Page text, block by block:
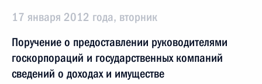
17 января 2012 года, вторник
Поручение о предоставлении руководителями
госкорпораций и государственных компаний
сведений о доходах и имуществе